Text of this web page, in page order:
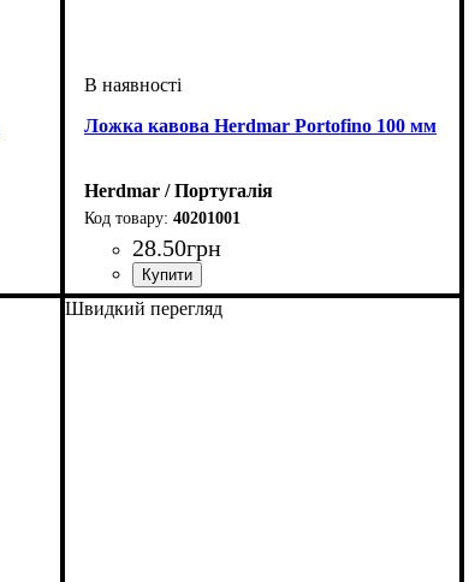
Ложка кавова Herdmar Portofino 100 мм
Herdmar / Португалія
40201001
28.50грн
Швидкий перегляд